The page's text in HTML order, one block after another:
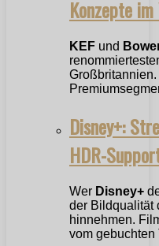
Konzepte
KEF und
Disney+:
HDR-
Wer Disney+
der Bildqualität
hinnehmen.
vom gebuchten